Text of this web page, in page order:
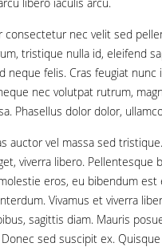
consectetur nec velit sed
tristique nulla id, eleifend
neque felis. Cras feugiat
nec volutpat rutrum,
Phasellus dolor dolor,
auctor vel massa sed
viverra libero.
eros, eu bibendum
Vivamus et viverra
sagittis diam. Mauris
sed suscipit ex.